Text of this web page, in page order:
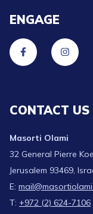
ENGAGE
CONTACT US
Masorti Olami
32 General Pierre
Jerusalem 93469,
E:
T: +972 (2) 624-7106